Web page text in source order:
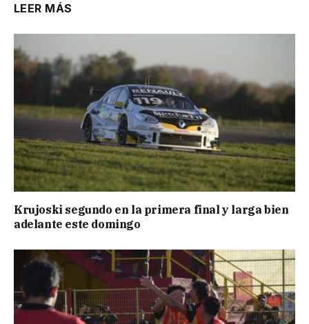
LEER MÁS
Krujoski segundo en la primera final y larga bien
adelante este domingo